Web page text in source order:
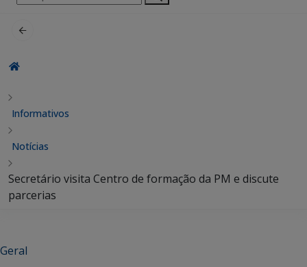
por:
Informativos
Notícias
Secretário visita Centro de formação da PM e discute
parcerias
Geral